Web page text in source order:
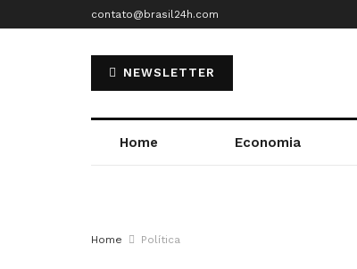
contato@brasil24h.com
NEWSLETTER
Home Economia
Home Política